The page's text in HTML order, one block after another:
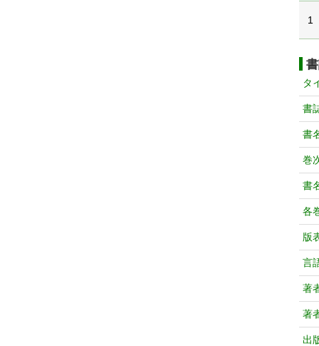
1
タ
書
書
巻
書
各
版
言
著
著
出